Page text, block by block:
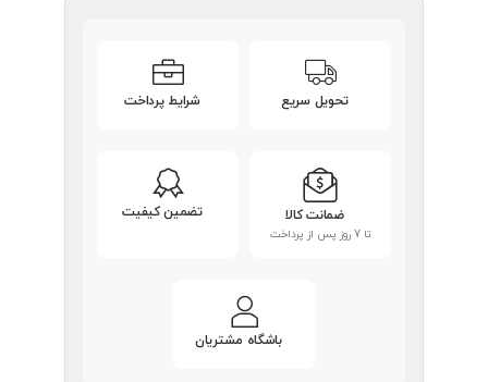
تحویل سریع شرایط پرداخت
ضمانت کالا
تا 7 روز پس از پرداخت
تضمین کیفیت
باشگاه مشتریان